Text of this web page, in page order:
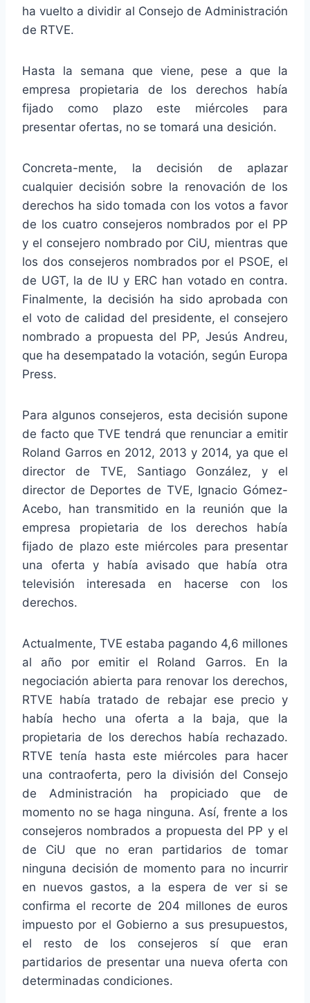
ha vuelto a dividir al Consejo de Administración
de RTVE.
Hasta la semana que viene, pese a que la
empresa propietaria de los derechos había
fijado como plazo este miércoles para
presentar ofertas, no se tomará una desición.
Concreta-mente, la decisión de aplazar
cualquier decisión sobre la renovación de los
derechos ha sido tomada con los votos a favor
de los cuatro consejeros nombrados por el PP
y el consejero nombrado por CiU, mientras que
los dos consejeros nombrados por el PSOE, el
de UGT, la de IU y ERC han votado en contra.
Finalmente, la decisión ha sido aprobada con
el voto de calidad del presidente, el consejero
nombrado a propuesta del PP, Jesús Andreu,
que ha desempatado la votación, según Europa
Press.
Para algunos consejeros, esta decisión supone
de facto que TVE tendrá que renunciar a emitir
Roland Garros en 2012, 2013 y 2014, ya que el
director de TVE, Santiago González, y el
director de Deportes de TVE, Ignacio Gómez-
Acebo, han transmitido en la reunión que la
empresa propietaria de los derechos había
fijado de plazo este miércoles para presentar
una oferta y había avisado que había otra
televisión interesada en hacerse con los
derechos.
Actualmente, TVE estaba pagando 4,6 millones
al año por emitir el Roland Garros. En la
negociación abierta para renovar los derechos,
RTVE había tratado de rebajar ese precio y
había hecho una oferta a la baja, que la
propietaria de los derechos había rechazado.
RTVE tenía hasta este miércoles para hacer
una contraoferta, pero la división del Consejo
de Administración ha propiciado que de
momento no se haga ninguna. Así, frente a los
consejeros nombrados a propuesta del PP y el
de CiU que no eran partidarios de tomar
ninguna decisión de momento para no incurrir
en nuevos gastos, a la espera de ver si se
confirma el recorte de 204 millones de euros
impuesto por el Gobierno a sus presupuestos,
el resto de los consejeros sí que eran
partidarios de presentar una nueva oferta con
determinadas condiciones.